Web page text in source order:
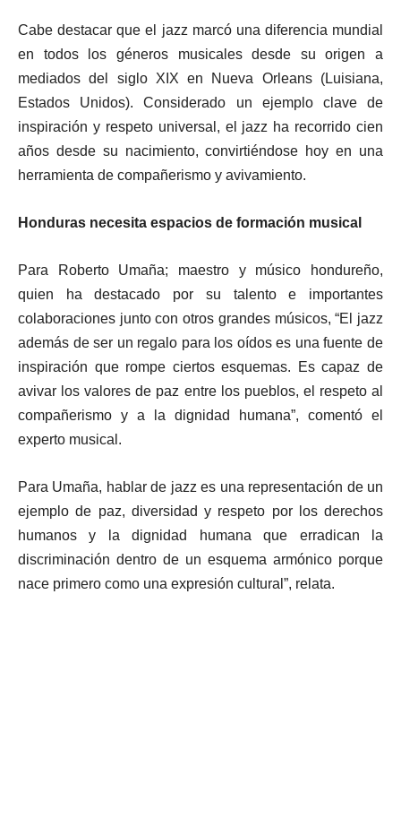
Cabe destacar que el jazz marcó una diferencia mundial
en todos los géneros musicales desde su origen a
mediados del siglo XIX en Nueva Orleans (Luisiana,
Estados Unidos). Considerado un ejemplo clave de
inspiración y respeto universal, el jazz ha recorrido cien
años desde su nacimiento, convirtiéndose hoy en una
herramienta de compañerismo y avivamiento.
Honduras necesita espacios de formación musical
Para Roberto Umaña; maestro y músico hondureño,
quien ha destacado por su talento e importantes
colaboraciones junto con otros grandes músicos, “El jazz
además de ser un regalo para los oídos es una fuente de
inspiración que rompe ciertos esquemas. Es capaz de
avivar los valores de paz entre los pueblos, el respeto al
compañerismo y a la dignidad humana”, comentó el
experto musical.
Para Umaña, hablar de jazz es una representación de un
ejemplo de paz, diversidad y respeto por los derechos
humanos y la dignidad humana que erradican la
discriminación dentro de un esquema armónico porque
nace primero como una expresión cultural”, relata.